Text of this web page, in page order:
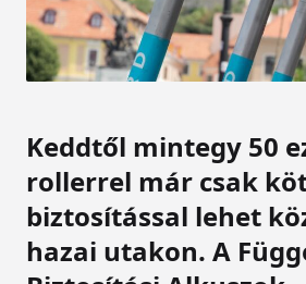
Keddtől mintegy 50
rollerrel már csak
biztosítással lehet
hazai utakon. A